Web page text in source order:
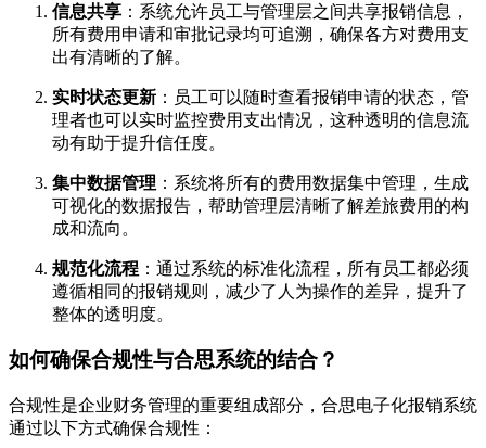
信息共享 ：系统允许员工与管理层之间共享报销信息，
所有费用申请和审批记录均可追溯，确保各方对费用支
出有清晰的了解。
实时状态更新 ：员工可以随时查看报销申请的状态，管
理者也可以实时监控费用支出情况，这种透明的信息流
动有助于提升信任度。
集中数据管理 ：系统将所有的费用数据集中管理，生成
可视化的数据报告，帮助管理层清晰了解差旅费用的构
成和流向。
规范化流程 ：通过系统的标准化流程，所有员工都必须
遵循相同的报销规则，减少了人为操作的差异，提升了
整体的透明度。
如何确保合规性与合思系统的结合？
合规性是企业财务管理的重要组成部分，合思电子化报销系统
通过以下方式确保合规性：